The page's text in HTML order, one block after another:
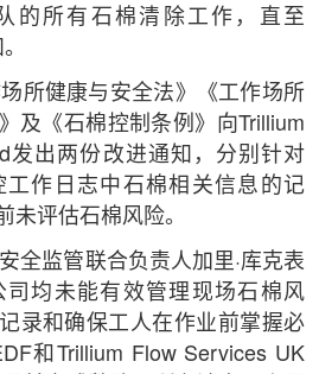
的所有石棉清除工作，直至
所健康与安全法》《工作场所
及《石棉控制条例》向Trillium
发出两份改进通知，分别针对
作日志中石棉相关信息的记
未评估石棉风险。
全监管联合负责人加里·库克表
司均未能有效管理现场石棉风
录和确保工人在作业前掌握必
和Trillium Flow Services UK